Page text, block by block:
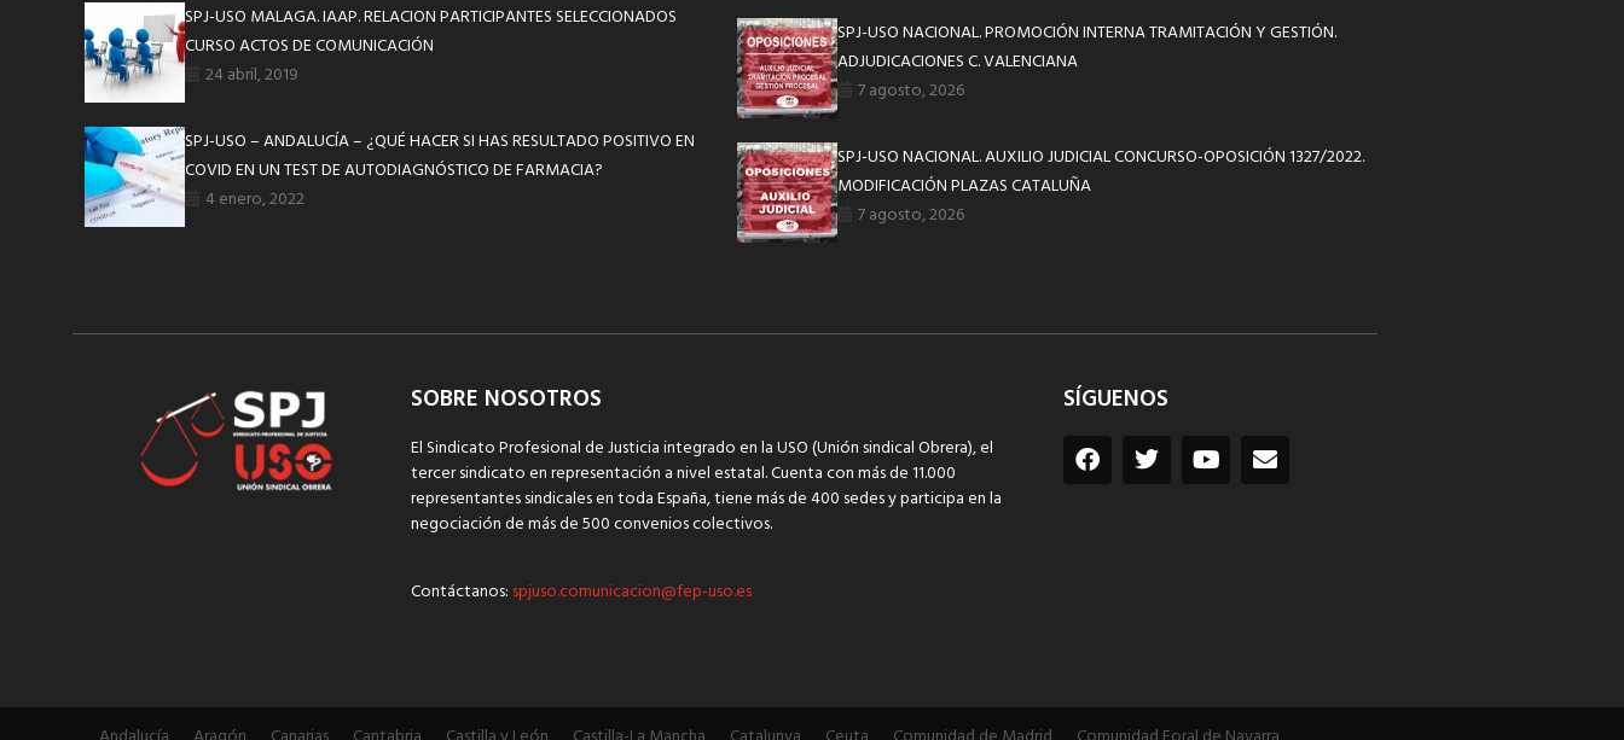
SPJ-USO MALAGA. IAAP. RELACION PARTICIPANTES SELECCIONADOS
CURSO ACTOS DE COMUNICACIÓN
24 abril, 2019
SPJ-USO – ANDALUCÍA – ¿QUÉ HACER SI HAS RESULTADO POSITIVO EN
COVID EN UN TEST DE AUTODIAGNÓSTICO DE FARMACIA?
4 enero, 2022
SPJ-USO NACIONAL. PROMOCIÓN INTERNA TRAMITACIÓN Y GESTIÓN.
ADJUDICACIONES C. VALENCIANA
7 agosto, 2026
SPJ-USO NACIONAL. AUXILIO JUDICIAL CONCURSO-OPOSICIÓN 1327/2022.
MODIFICACIÓN PLAZAS CATALUÑA
7 agosto, 2026
SOBRE NOSOTROS
El Sindicato Profesional de Justicia integrado en la USO (Unión sindical Obrera), el
tercer sindicato en representación a nivel estatal. Cuenta con más de 11.000
representantes sindicales en toda España, tiene más de 400 sedes y participa en la
negociación de más de 500 convenios colectivos.
Contáctanos: spjuso.comunicacion@fep-uso.es
SÍGUENOS